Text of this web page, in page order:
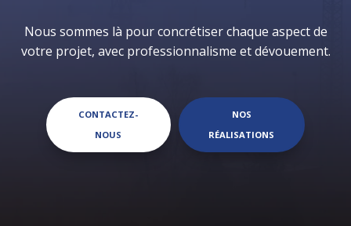
Nous sommes là pour concrétiser chaque aspect de
votre projet, avec professionnalisme et dévouement.
CONTACTEZ-
NOUS
NOS
RÉALISATIONS